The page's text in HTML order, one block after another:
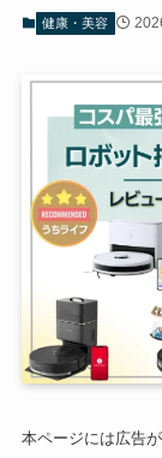
健康・美容
本ページには広告